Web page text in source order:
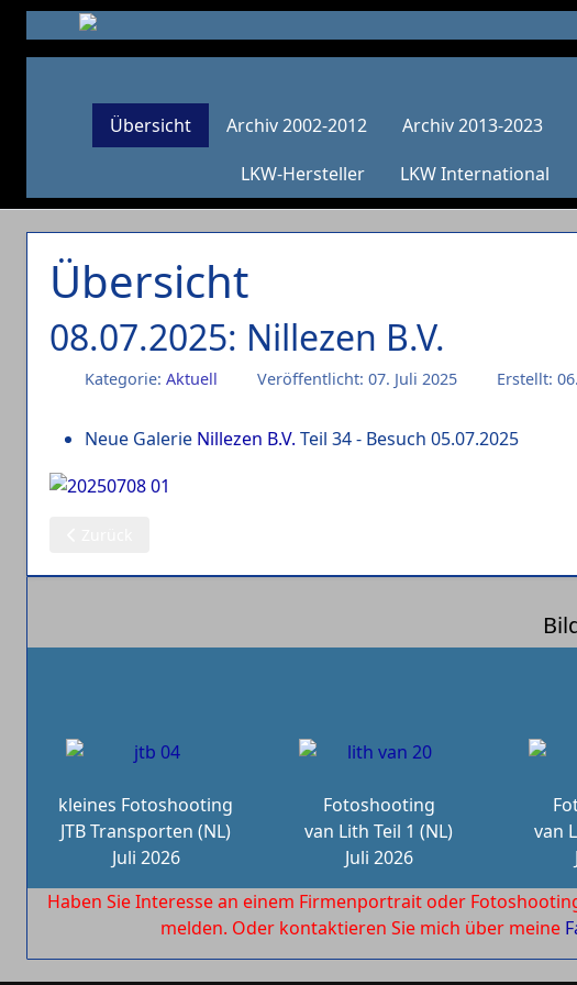
Übersicht Archiv 2002-2012 Archiv 2013-2023
LKW-Hersteller
LKW International
Übersicht
08.07.2025: Nillezen B.V.
Kategorie: Aktuell Veröffentlicht: 07. Juli 2025 Erstellt:
Neue Galerie Nillezen B.V. Teil 34 - Besuch 05.07.2025
kleines Fotoshooting
JTB Transporten (NL)
Juli 2026
Fotoshooting
van Lith Teil 1 (NL)
Juli 2026
van
Haben Sie Interesse an einem Firmenportrait oder
melden. Oder kontaktieren Sie mich über meine